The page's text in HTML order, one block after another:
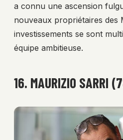
a connu une ascension
nouveaux propriétaires des
investissements se sont
équipe ambitieuse.
16. MAURIZIO SARRI